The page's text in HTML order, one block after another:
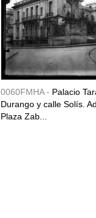
0060FMHA - Palacio
Durango y calle Solís.
Plaza Zab...